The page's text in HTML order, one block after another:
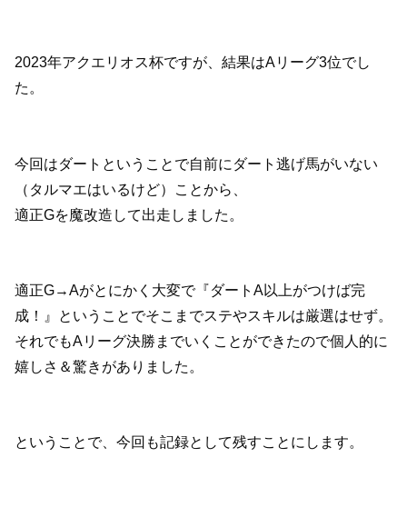
2023年アクエリオス杯ですが、結果はAリーグ3位でし
た。
今回はダートということで自前にダート逃げ馬がいない
（タルマエはいるけど）ことから、
適正Gを魔改造して出走しました。
適正G→Aがとにかく大変で『ダートA以上がつけば完
成！』ということでそこまでステやスキルは厳選はせず。
それでもAリーグ決勝までいくことができたので個人的に
嬉しさ＆驚きがありました。
ということで、今回も記録として残すことにします。